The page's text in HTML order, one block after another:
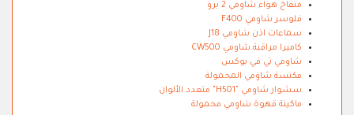
منفاخ هواء شاومي 2 برو
فلوسر شاومي F400
سماعات اذن شاومي J18
كاميرا مراقبة شاومي CW500
شاومي تي في بوكس
مكنسة شاومي المحمولة
سشوار شاومي "H501" متعدد الألوان
ماكينة قهوة شاومي محمولة